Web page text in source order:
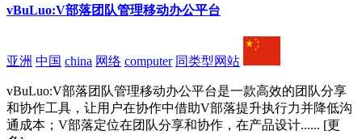
vBuLuo:V部落团队管理移动办公平台
亚洲 中国 china 网络 computer 同类型网站
vBuLuo:V部落团队管理移动办公平台是一款高效的团队分享
和协作工具，让用户在协作中借助V部落提升执行力并降低沟
通成本；V部落定位在团队分享和协作，在产品设计...... [更